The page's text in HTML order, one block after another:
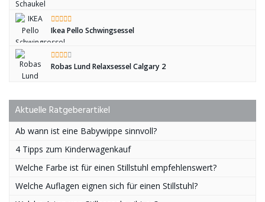
Ikea Pello Schwingsessel
Robas Lund Relaxsessel Calgary 2
Aktuelle Ratgeberartikel
Ab wann ist eine Babywippe sinnvoll?
4 Tipps zum Kinderwagenkauf
Welche Farbe ist für einen Stillstuhl empfehlenswert?
Welche Auflagen eignen sich für einen Stillstuhl?